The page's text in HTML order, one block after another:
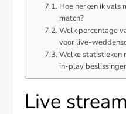
Hoe herken ik vals
match?
Welk percentage
voor live-
Welke statistieken
in-play
Live